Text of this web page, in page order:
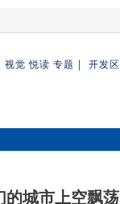
视觉 悦读 专题 ｜ 开发区
的城市上空飘荡